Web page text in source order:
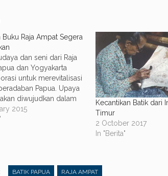
Buku Raja Ampat Segera
dan seni dari Raja
dan Yogyakarta
untuk merevitalisasi
Papua. Upaya
diwujudkan dalam
buku dan karya seni
Raja Ampat. Diharapkan
2015
Kecantikan Batik dari
Timur
2 October 2017
In "Berita"
BATIK PAPUA RAJA AMPAT